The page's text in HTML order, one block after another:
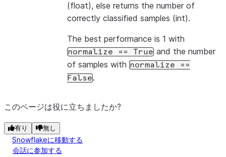
(float), else returns the number of
correctly classified samples (int).
The best performance is 1 with
normalize == True and the number
of samples with normalize
==
False.
このページは役に立ちましたか?
有り 無し
Snowflakeに移動する
会話に参加する